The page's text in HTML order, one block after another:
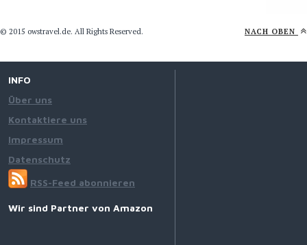
© 2015 owstravel.de. All Rights Reserved. NACH OBEN
INFO
Über uns
Kontaktiere uns
Impressum
Datenschutz
RSS-Feed abonnieren
Wir sind Partner von Amazon